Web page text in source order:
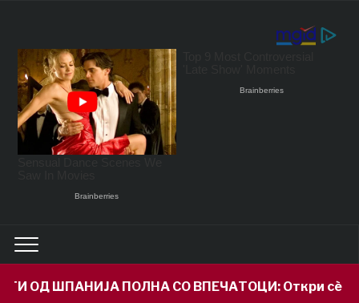
ПОЛНА СО ВПЕЧАТОЦИ: Откри сè за својот